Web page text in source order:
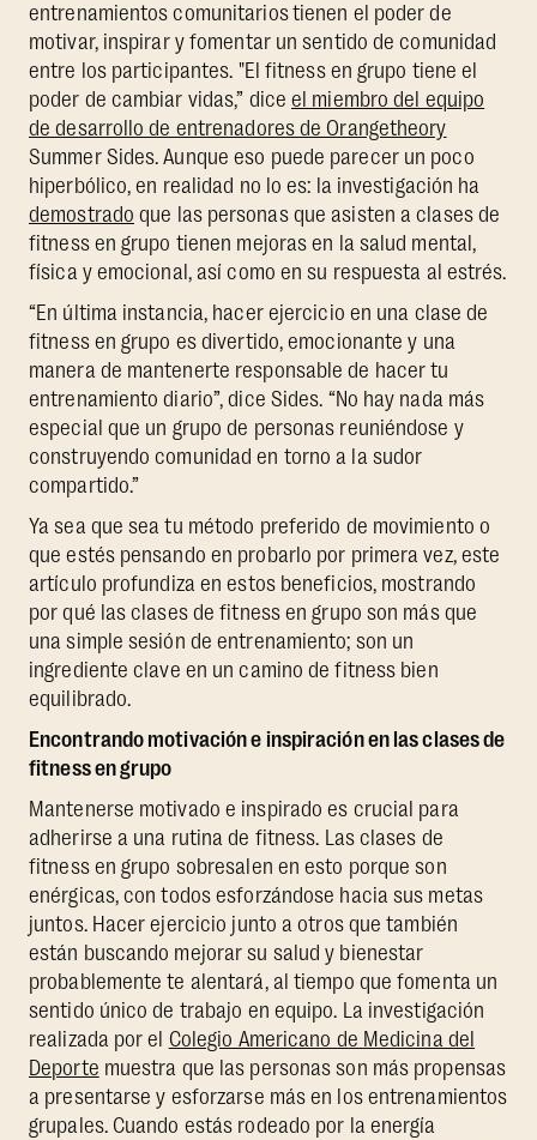
entrenamientos comunitariostienen el poder de
motivar, inspirar y fomentar un sentido de comunidad
entre los participantes. "El fitness en grupo tiene el
poder de cambiar vidas,” diceel miembro del equipo
de desarrollo de entrenadores de Orangetheory
Summer Sides. Aunque eso puede parecer un poco
hiperbólico, en realidad no lo es: la investigación ha
demostrado que las personas que asisten a clases de
fitness en grupo tienen mejoras en la salud mental,
física y emocional, así como en su respuesta al estrés.
“En última instancia, hacer ejercicio en una clase de
fitness en grupo es divertido, emocionante y una
manera de mantenerte responsable de hacer tu
entrenamiento diario”, dice Sides. “No hay nada más
especial que un grupo de personas reuniéndose y
construyendo comunidad en torno a la sudor
compartido.”
Ya sea que sea tu método preferido de movimiento o
que estés pensando en probarlo por primera vez, este
artículo profundiza en estos beneficios, mostrando
por qué las clases de fitness en grupo son más que
una simple sesión de entrenamiento; son un
ingrediente clave en un camino de fitness bien
equilibrado.
Encontrando motivación e inspiración en las clases de
fitness en grupo
Mantenerse motivado e inspirado es crucial para
adherirse a una rutina de fitness. Las clases de
fitness en grupo sobresalen en esto porque son
enérgicas, con todos esforzándose hacia sus metas
juntos. Hacer ejercicio junto a otros que también
están buscando mejorar su salud y bienestar
probablemente te alentará, al tiempo que fomenta un
sentido único de trabajo en equipo. La investigación
realizada por el Colegio Americano de Medicina del
Deporte muestra que las personas son más propensas
a presentarse y esforzarse más en los entrenamientos
grupales. Cuando estás rodeado por la energía